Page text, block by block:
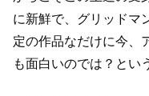
に新鮮で、 グリッドマ
定の作品なだけに今、
も面白いのでは？とい